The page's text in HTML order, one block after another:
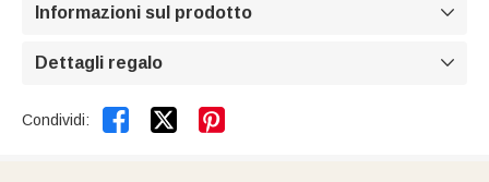
Informazioni sul prodotto 
Dettagli regalo 
Condividi:  